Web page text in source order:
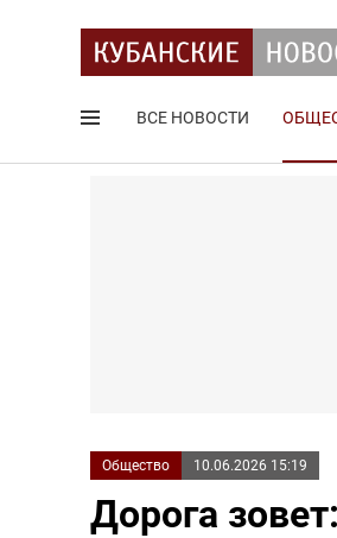
ВСЕ НОВОСТИ
Общество 10.06.2026 15:19
Дорога